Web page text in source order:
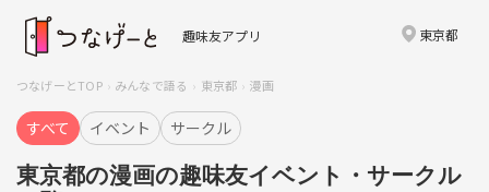
趣味友アプリ 東京都
つなげーとTOP みんなで語る 東京都 漫画
すべて イベント サークル
東京都の漫画の趣味友イベント・サークル